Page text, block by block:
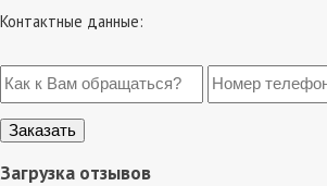
Контактные данные:
Загрузка отзывов